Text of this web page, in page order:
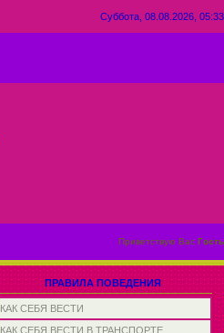
Суббота, 08.08.2026, 05:33
Приветствую Вас Гость
ПРАВИЛА ПОВЕДЕНИЯ
КАК СЕБЯ ВЕСТИ
КАК СЕБЯ ВЕСТИ В ТРАНСПОРТЕ